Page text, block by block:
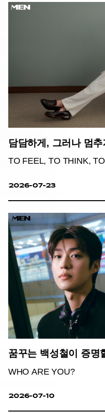
담담하게, 그러나 멈
TO FEEL, TO THINK,
2026-07-23
꿈꾸는 백성철이 증명
WHO ARE YOU?
2026-07-10